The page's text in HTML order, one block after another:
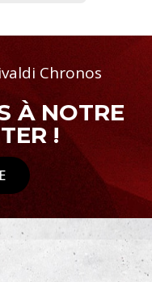
Chronos
À NOTRE
!